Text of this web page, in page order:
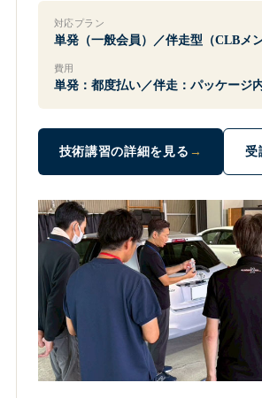
対応プラン
単発（一般会員）／伴走型（CLBメン
費用
単発：都度払い／伴走：パッケージ
技術講習の詳細を見る 受